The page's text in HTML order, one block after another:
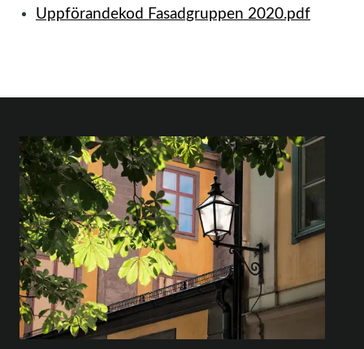
Uppförandekod Fasadgruppen 2020.pdf